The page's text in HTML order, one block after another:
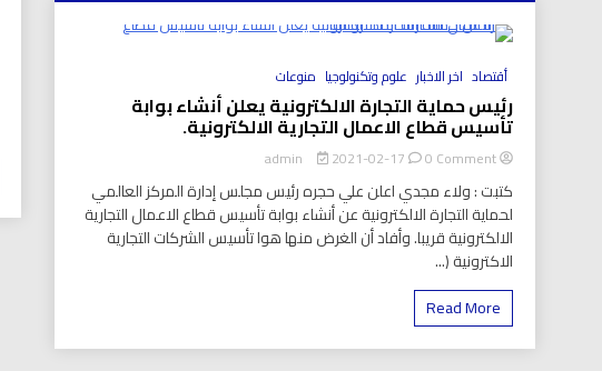
أقتصاد اخر الاخبار علوم وتكنولوجيا منوعات
رئيس حماية التجارة الالكترونية يعلن أنشاء بوابة
تأسيس قطاع الاعمال التجارية الالكترونية.
2021-02-17 0 Comment
on
حماية
التجارة
الالكترونية
الاعمال
كتبت : ولاء مجدي اعلن علي حجره رئيس مجلس إدارة المركز العالمي
لحماية التجارة الالكترونية عن أنشاء بوابة تأسيس قطاع الاعمال التجارية
الالكترونية قريبا. وأفاد أن الغرض منها هوا تأسيس الشركات التجارية
الاكترونية (...
Read More